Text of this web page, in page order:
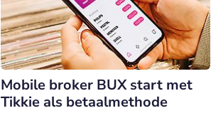
Mobile broker BUX start met
Tikkie als betaalmethode